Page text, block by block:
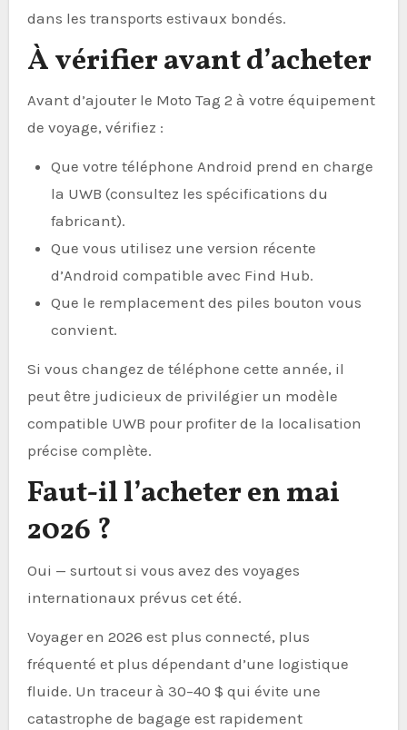
dans les transports estivaux bondés.
À vérifier avant d’acheter
Avant d’ajouter le Moto Tag 2 à votre équipement
de voyage, vérifiez :
Que votre téléphone Android prend en charge
la UWB (consultez les spécifications du
fabricant).
Que vous utilisez une version récente
d’Android compatible avec Find Hub.
Que le remplacement des piles bouton vous
convient.
Si vous changez de téléphone cette année, il
peut être judicieux de privilégier un modèle
compatible UWB pour profiter de la localisation
précise complète.
Faut-il l’acheter en mai
2026 ?
Oui — surtout si vous avez des voyages
internationaux prévus cet été.
Voyager en 2026 est plus connecté, plus
fréquenté et plus dépendant d’une logistique
fluide. Un traceur à 30–40 $ qui évite une
catastrophe de bagage est rapidement